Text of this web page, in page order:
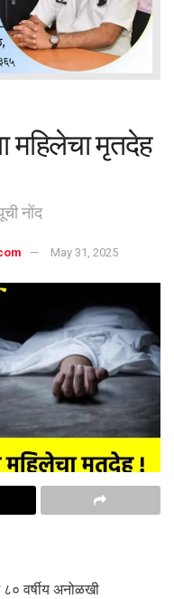
महिलेचा मृतदेह
नोंद
May 31, 2025
वर्षीय अनोळखी